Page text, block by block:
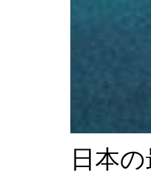
日本